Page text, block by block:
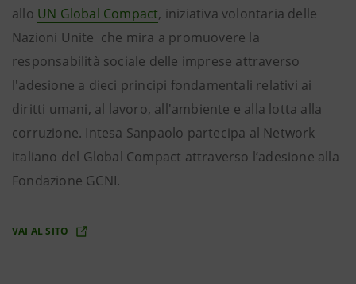
allo UN Global Compact, iniziativa volontaria delle
Nazioni Unite che mira a promuovere la
responsabilità sociale delle imprese attraverso
l'adesione a dieci principi fondamentali relativi ai
diritti umani, al lavoro, all'ambiente e alla lotta alla
corruzione. Intesa Sanpaolo partecipa al Network
italiano del Global Compact attraverso l’adesione alla
Fondazione GCNI.
VAI AL SITO